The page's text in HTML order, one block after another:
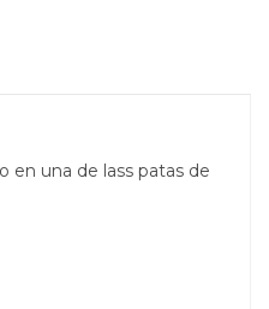
en una de lass patas de